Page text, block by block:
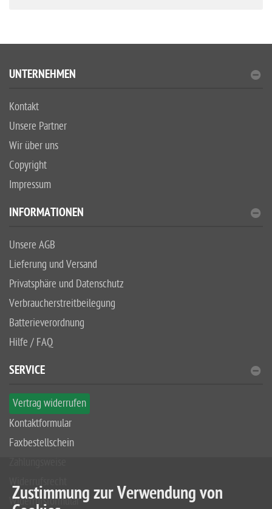
UNTERNEHMEN
Kontakt
Unsere Partner
Wir über uns
Copyright
Impressum
INFORMATIONEN
Unsere AGB
Lieferung und Versand
Privatsphäre und Datenschutz
Verbraucherstreitbeilegung
Batterieverordnung
Hilfe / FAQ
SERVICE
Vertrag widerrufen
Kontaktformular
Faxbestellschein
Widerrufsformular
Zustimmung zur Verwendung von